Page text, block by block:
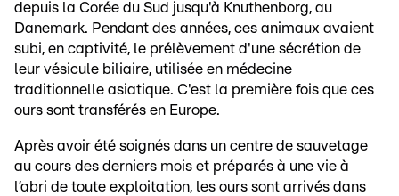
depuis la Corée du Sud jusqu'à Knuthenborg, au
Danemark. Pendant des années, ces animaux avaient
subi, en captivité, le prélèvement d'une sécrétion de
leur vésicule biliaire, utilisée en médecine
traditionnelle asiatique. C'est la première fois que ces
ours sont transférés en Europe.
Après avoir été soignés dans un centre de sauvetage
au cours des derniers mois et préparés à une vie à
l’abri de toute exploitation, les ours sont arrivés dans